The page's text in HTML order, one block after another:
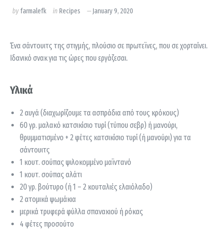
byfarmalefk in Recipes January 9, 2020
Ένα σάντουιτς της στιγμής, πλούσιο σε πρωτεϊνες, που σε χορταίνει.
Ιδανικό σνακ για τις ώρες που εργάζεσαι.
Υλικά
2 αυγά (διαχωρίζουμε τα ασπράδια από τους κρόκους)
60 γρ. μαλακό κατσικίσιο τυρί (τύπου σεβρ) ή μανούρι,
θρυμματισμένο + 2 φέτες κατσικίσιο τυρί (ή μανούρι) για τα
σάντουιτς
1 κουτ. σούπας ψιλοκομμένο μαϊντανό
1 κουτ. σούπας αλάτι
20 γρ. βούτυρο (ή 1 – 2 κουταλιές ελαιόλαδο)
2 ατομικά ψωμάκια
μερικά τρυφερά φύλλα σπανακιού ή ρόκας
4 φέτες προσούτο